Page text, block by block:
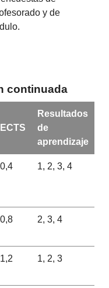
y de
continuada
ECTS
Resultados
de
aprendizaje
0,4 1, 2, 3, 4
0,8 2, 3, 4
1,2 1, 2, 3